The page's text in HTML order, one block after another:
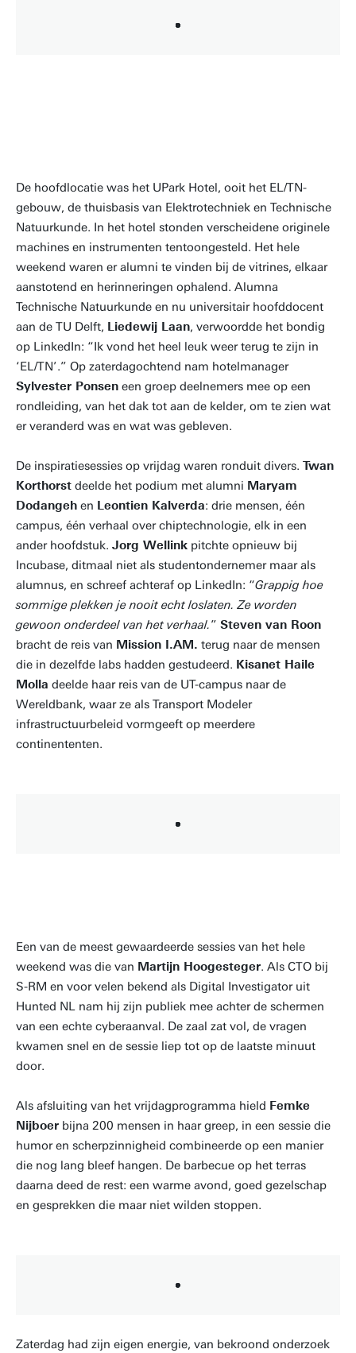
De hoofdlocatie was het UPark Hotel, ooit het EL/TN-
gebouw, de thuisbasis van Elektrotechniek en Technische
Natuurkunde. In het hotel stonden verscheidene originele
machines en instrumenten tentoongesteld. Het hele
weekend waren er alumni te vinden bij de vitrines, elkaar
aanstotend en herinneringen ophalend. Alumna
Technische Natuurkunde en nu universitair hoofddocent
aan de TU Delft, Liedewij Laan, verwoordde het bondig
op LinkedIn: “Ik vond het heel leuk weer terug te zijn in
‘EL/TN’.” Op zaterdagochtend nam hotelmanager
Sylvester Ponsen een groep deelnemers mee op een
rondleiding, van het dak tot aan de kelder, om te zien wat
er veranderd was en wat was gebleven.
De inspiratiesessies op vrijdag waren ronduit divers. Twan
Korthorst deelde het podium met alumni Maryam
Dodangeh en Leontien Kalverda: drie mensen, één
campus, één verhaal over chiptechnologie, elk in een
ander hoofdstuk. Jorg Wellink pitchte opnieuw bij
Incubase, ditmaal niet als studentondernemer maar als
alumnus, en schreef achteraf op LinkedIn: “Grappig hoe
sommige plekken je nooit echt loslaten. Ze worden
gewoon onderdeel van het verhaal.” Steven van Roon
bracht de reis van Mission I.AM. terug naar de mensen
die in dezelfde labs hadden gestudeerd. Kisanet Haile
Molla deelde haar reis van de UT-campus naar de
Wereldbank, waar ze als Transport Modeler
infrastructuurbeleid vormgeeft op meerdere
continententen.
Een van de meest gewaardeerde sessies van het hele
weekend was die van Martijn Hoogesteger. Als CTO bij
S-RM en voor velen bekend als Digital Investigator uit
Hunted NL nam hij zijn publiek mee achter de schermen
van een echte cyberaanval. De zaal zat vol, de vragen
kwamen snel en de sessie liep tot op de laatste minuut
door.
Als afsluiting van het vrijdagprogramma hield Femke
Nijboer bijna 200 mensen in haar greep, in een sessie die
humor en scherpzinnigheid combineerde op een manier
die nog lang bleef hangen. De barbecue op het terras
daarna deed de rest: een warme avond, goed gezelschap
en gesprekken die maar niet wilden stoppen.
Zaterdag had zijn eigen energie, van bekroond onderzoek